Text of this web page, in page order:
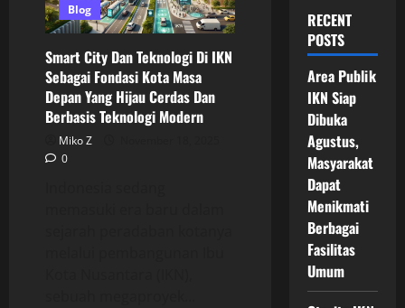
Blog
Smart City Dan Teknologi Di IKN
Sebagai Fondasi Kota Masa
Depan Yang Hijau Cerdas Dan
Berbasis Teknologi Modern
Miko Z
0
RECENT
POSTS
Area Publik
IKN Siap
Dibuka
Agustus,
Masyarakat
Dapat
Menikmati
Berbagai
Fasilitas
Umum